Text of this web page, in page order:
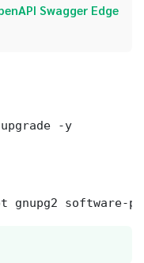
Swagger Edge
-y
software-